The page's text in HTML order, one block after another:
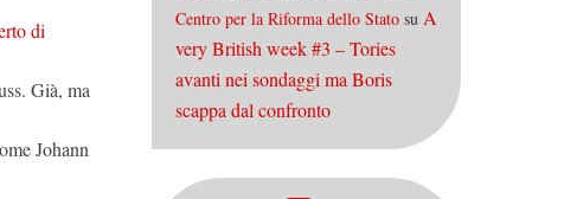
di
Già, ma
Johann
Centro per la Riforma dello Stato su A
very British week #3 – Tories
avanti nei sondaggi ma Boris
scappa dal confronto